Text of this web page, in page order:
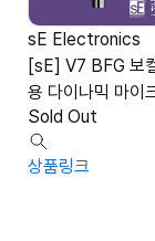
sE Electronics
[sE] V7 BFG 보
용 다이나믹 마이
Sold Out
상품링크